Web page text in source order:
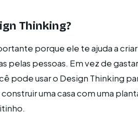
Thinking?
porque ele te ajuda a
pelas pessoas. Em vez de
pode usar o Design Thinking
uma casa com uma